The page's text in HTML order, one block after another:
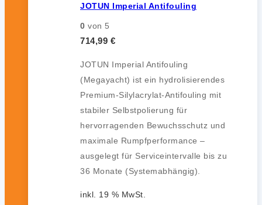
JOTUN Imperial Antifouling
0 von 5
714,99 €
JOTUN Imperial Antifouling
(Megayacht) ist ein hydrolisierendes
Premium-Silylacrylat-Antifouling mit
stabiler Selbstpolierung für
hervorragenden Bewuchsschutz und
maximale Rumpfperformance –
ausgelegt für Serviceintervalle bis zu
36 Monate (Systemabhängig).
inkl. 19 % MwSt.